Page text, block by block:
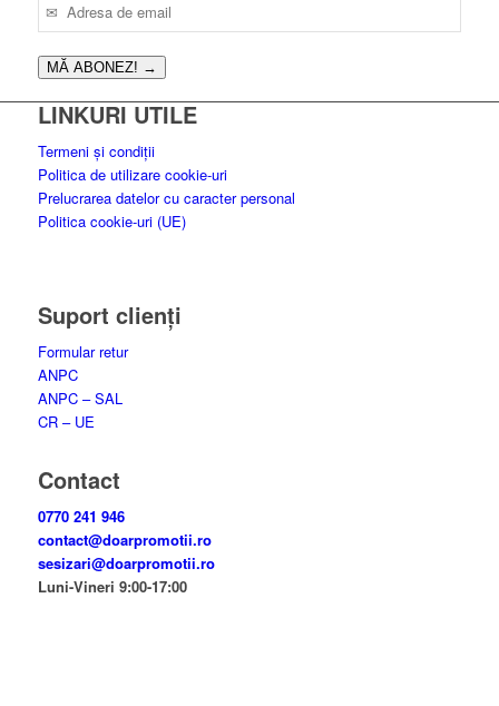
MĂ ABONEZ! →
LINKURI UTILE
Termeni și condiții
Politica de utilizare cookie-uri
Prelucrarea datelor cu caracter personal
Politica cookie-uri (UE)
Suport clienți
Formular retur
ANPC
ANPC – SAL
CR – UE
Contact
0770 241 946
contact@doarpromotii.ro
sesizari@doarpromotii.ro
Luni-Vineri 9:00-17:00